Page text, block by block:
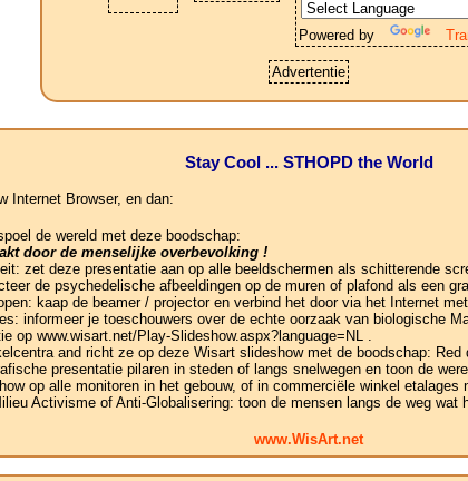
Powered by
Advertentie
Stay Cool ... STHOPD the World
Internet Browser, en dan:
de wereld met deze boodschap:
door de menselijke overbevolking !
zet deze presentatie aan op alle beeldschermen als schitterende
de psychedelische afbeeldingen op de muren of plafond als een
kaap de beamer / projector en verbind het door via het Internet
informeer je toeschouwers over de echte oorzaak van biologische
op www.wisart.net/Play-Slideshow.aspx?language=NL .
and richt ze op deze Wisart slideshow met de boodschap: Red
presentatie pilaren in steden of langs snelwegen en toon de
op alle monitoren in het gebouw, of in commerciële winkel etalages
Activisme of Anti-Globalisering: toon de mensen langs de weg
www.WisArt.net